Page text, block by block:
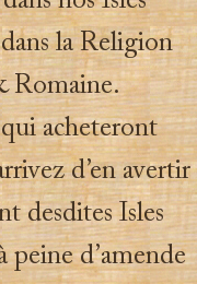
la Religion
Romaine.
acheteront
d’en avertir
desdites Isles
peine d’amende